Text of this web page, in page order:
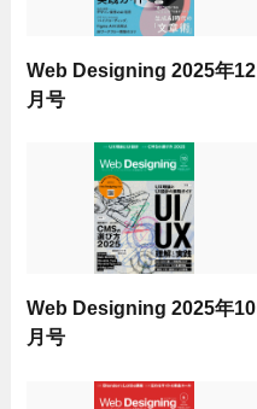
Web Designing 2025年12
月号
Web Designing 2025年10
月号